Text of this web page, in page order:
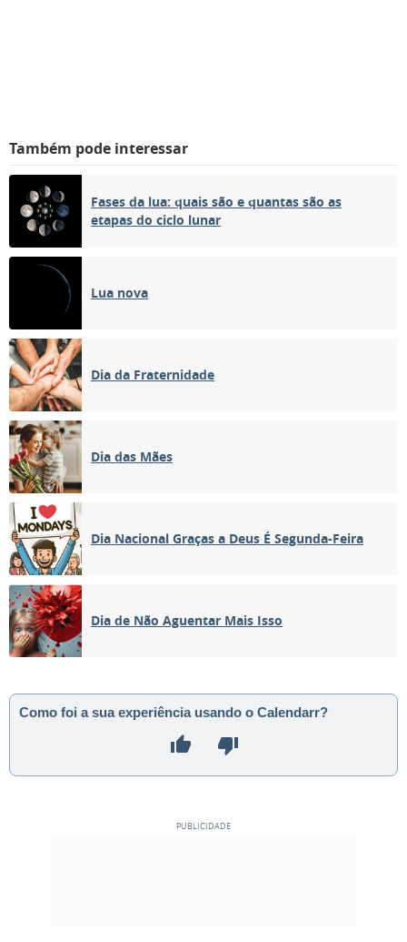
Também pode interessar
Fases da lua: quais são e quantas são as
etapas do ciclo lunar
Lua nova
Dia da Fraternidade
Dia das Mães
Dia Nacional Graças a Deus É Segunda-Feira
Dia de Não Aguentar Mais Isso
Como foi a sua experiência usando o Calendarr?